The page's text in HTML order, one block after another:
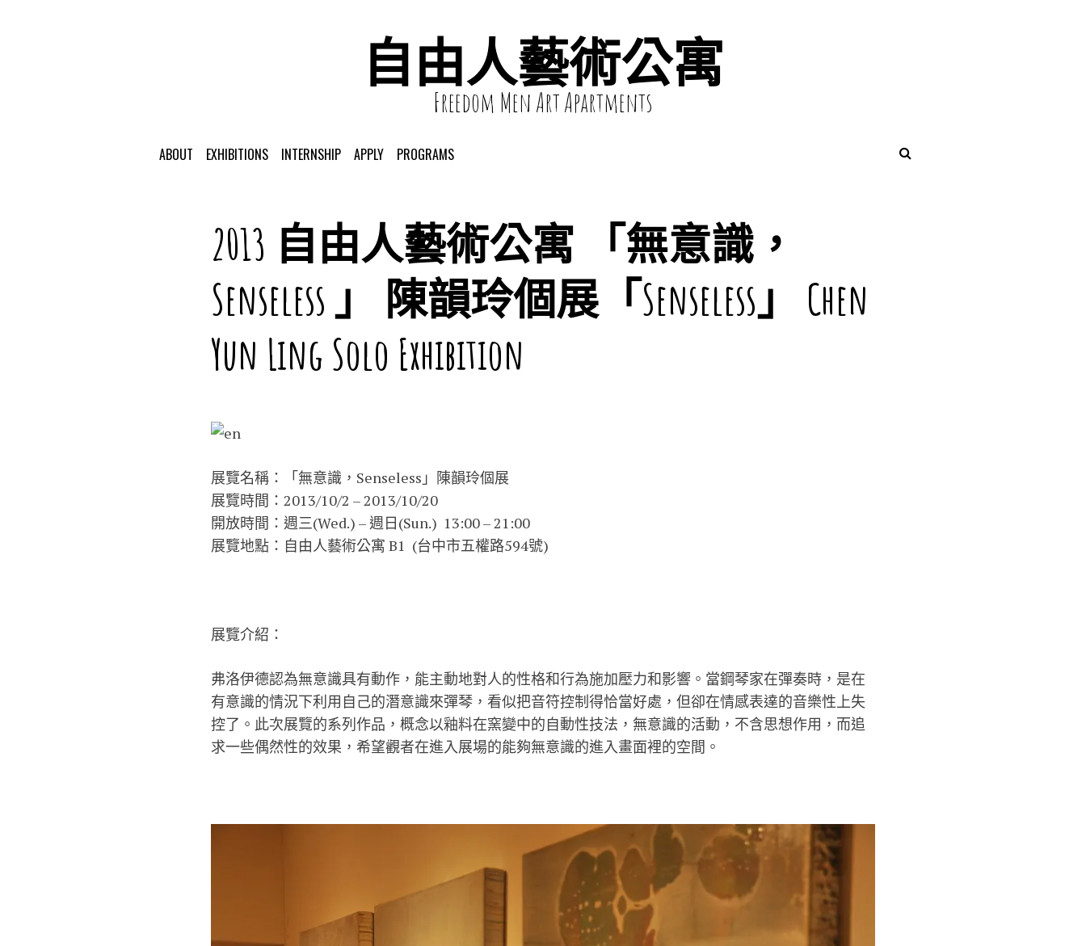
自由人藝術公寓
Freedom Men Art Apartments
ABOUT EXHIBITIONS INTERNSHIP APPLY PROGRAMS
2013 自由人藝術公寓 「無意識，
Senseless 」 陳韻玲個展「Senseless」 Chen
Yun Ling Solo Exhibition
展覽名稱：「無意識，Senseless」陳韻玲個展
展覽時間：2013/10/2 – 2013/10/20
開放時間：週三(Wed.) – 週日(Sun.) 13:00 – 21:00
展覽地點：自由人藝術公寓 B1 (台中市五權路594號)
展覽介紹：
弗洛伊德認為無意識具有動作，能主動地對人的性格和行為施加壓力和影響。當鋼琴家在彈奏時，是在
有意識的情況下利用自己的潛意識來彈琴，看似把音符控制得恰當好處，但卻在情感表達的音樂性上失
控了。此次展覽的系列作品，概念以釉料在窯變中的自動性技法，無意識的活動，不含思想作用，而追
求一些偶然性的效果，希望觀者在進入展場的能夠無意識的進入畫面裡的空間。